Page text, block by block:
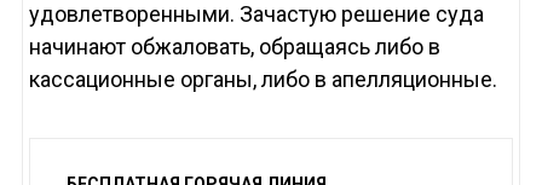
удовлетворенными. Зачастую решение суда
начинают обжаловать, обращаясь либо в
кассационные органы, либо в апелляционные.